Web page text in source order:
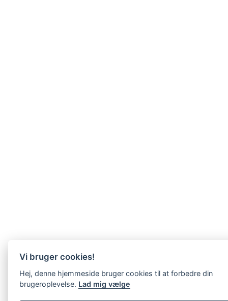
Vi bruger cookies!
Hej, denne hjemmeside bruger cookies til at forbedre din
brugeroplevelse. Lad mig vælge